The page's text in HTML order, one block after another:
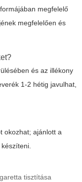
megfelelő
megfelelően és
és az illékony
1-2 hétig javulhat,
okozhat; ajánlott a
tisztítása